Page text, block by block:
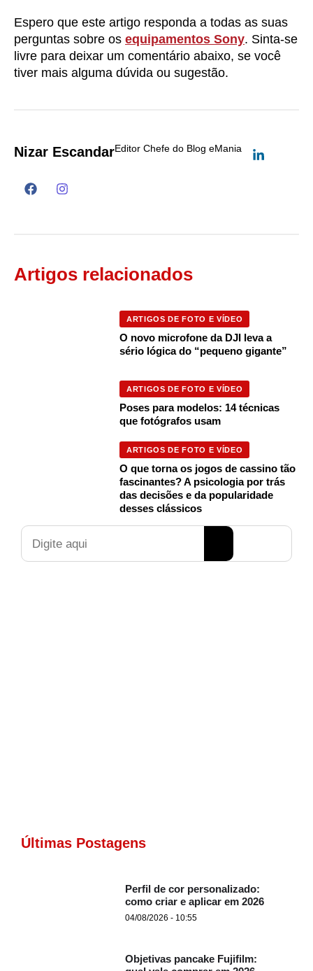
Espero que este artigo responda a todas as suas
perguntas sobre os equipamentos Sony. Sinta-se
livre para deixar um comentário abaixo, se você
tiver mais alguma dúvida ou sugestão.
Nizar EscandarEditor Chefe do Blog eMania
Artigos relacionados
ARTIGOS DE FOTO E VÍDEO
O novo microfone da DJI leva a
sério lógica do “pequeno gigante”
ARTIGOS DE FOTO E VÍDEO
Poses para modelos: 14 técnicas
que fotógrafos usam
ARTIGOS DE FOTO E VÍDEO
O que torna os jogos de cassino tão
fascinantes? A psicologia por trás
das decisões e da popularidade
desses clássicos
Pesquisar
Últimas Postagens
Perfil de cor personalizado:
como criar e aplicar em 2026
04/08/2026 - 10:55
Objetivas pancake Fujifilm: